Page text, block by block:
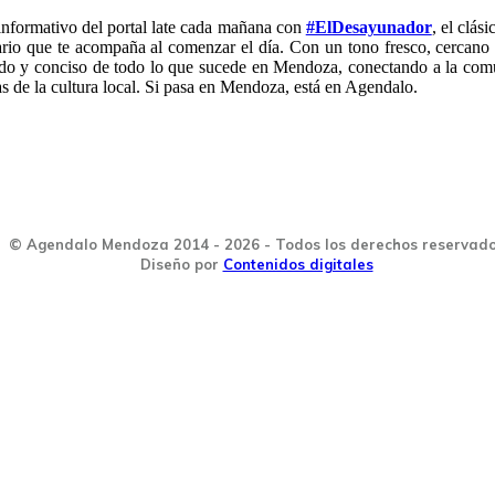
del portal late cada mañana con #ElDesayunador, el
que te acompaña al comenzar el día. Con un tono fresco,
y conciso de todo lo que sucede en Mendoza, conectando a la
de la cultura local. Si pasa en Mendoza, está en Agendalo.
© Agendalo Mendoza 2014 - 2026 - Todos los derechos
Diseño por Contenidos digitales